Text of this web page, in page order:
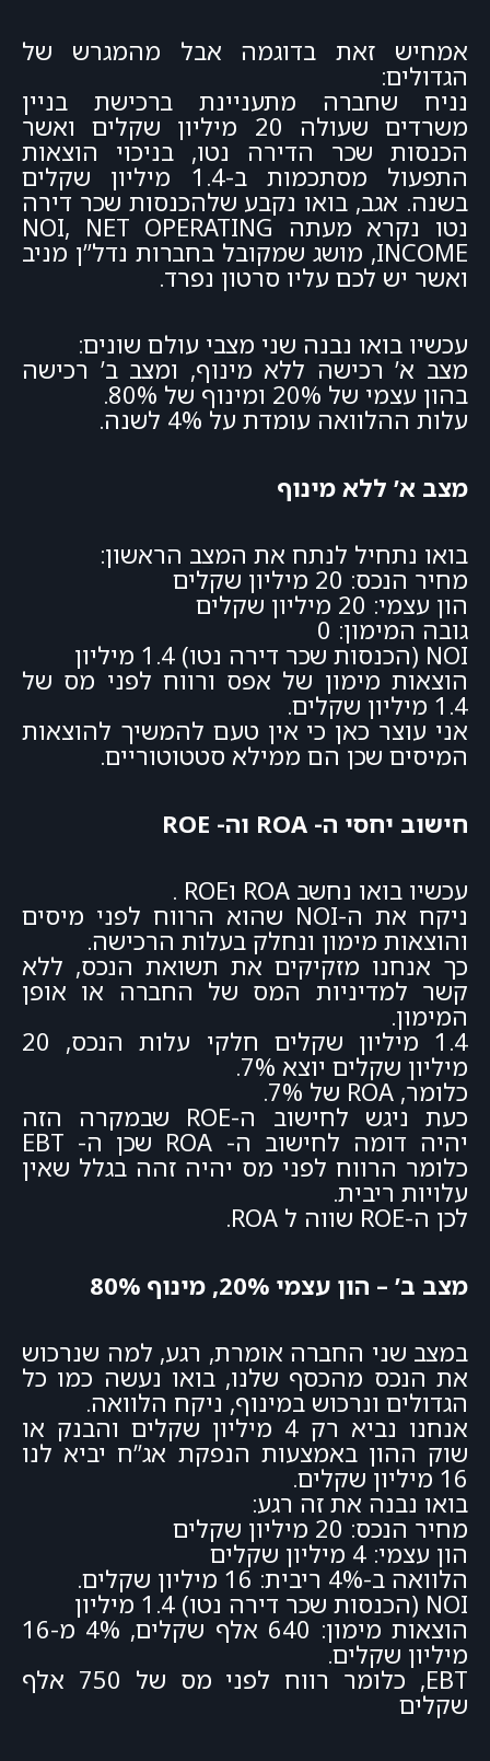
אמחיש זאת בדוגמה אבל מהמגרש של
הגדולים:
נניח שחברה מתעניינת ברכישת בניין
משרדים שעולה 20 מיליון שקלים ואשר
הכנסות שכר הדירה נטו, בניכוי הוצאות
התפעול מסתכמות ב-1.4 מיליון שקלים
בשנה. אגב, בואו נקבע שלהכנסות שכר דירה
נטו נקרא מעתה NOI, NET OPERATING
INCOME, מושג שמקובל בחברות נדל”ן מניב
ואשר יש לכם עליו סרטון נפרד.
עכשיו בואו נבנה שני מצבי עולם שונים:
מצב א’ רכישה ללא מינוף, ומצב ב’ רכישה
בהון עצמי של 20% ומינוף של 80%.
עלות ההלוואה עומדת על 4% לשנה.
מצב א’ ללא מינוף
בואו נתחיל לנתח את המצב הראשון:
מחיר הנכס: 20 מיליון שקלים
הון עצמי: 20 מיליון שקלים
גובה המימון: 0
NOI (הכנסות שכר דירה נטו) 1.4 מיליון
הוצאות מימון של אפס ורווח לפני מס של
1.4 מיליון שקלים.
אני עוצר כאן כי אין טעם להמשיך להוצאות
המיסים שכן הם ממילא סטטוטוריים.
חישוב יחסי ה- ROA וה- ROE
עכשיו בואו נחשב ROA וROE .
ניקח את ה-NOI שהוא הרווח לפני מיסים
והוצאות מימון ונחלק בעלות הרכישה.
כך אנחנו מזקיקים את תשואת הנכס, ללא
קשר למדיניות המס של החברה או אופן
המימון.
1.4 מיליון שקלים חלקי עלות הנכס, 20
מיליון שקלים יוצא 7%.
כלומר, ROA של 7%.
כעת ניגש לחישוב ה-ROE שבמקרה הזה
יהיה דומה לחישוב ה- ROA שכן ה- EBT
כלומר הרווח לפני מס יהיה זהה בגלל שאין
עלויות ריבית.
לכן ה-ROE שווה ל ROA.
מצב ב’ – הון עצמי 20%, מינוף 80%
במצב שני החברה אומרת, רגע, למה שנרכוש
את הנכס מהכסף שלנו, בואו נעשה כמו כל
הגדולים ונרכוש במינוף, ניקח הלוואה.
אנחנו נביא רק 4 מיליון שקלים והבנק או
שוק ההון באמצעות הנפקת אג”ח יביא לנו
16 מיליון שקלים.
בואו נבנה את זה רגע:
מחיר הנכס: 20 מיליון שקלים
הון עצמי: 4 מיליון שקלים
הלוואה ב-4% ריבית: 16 מיליון שקלים.
NOI (הכנסות שכר דירה נטו) 1.4 מיליון
הוצאות מימון: 640 אלף שקלים, 4% מ-16
מיליון שקלים.
EBT, כלומר רווח לפני מס של 750 אלף
שקלים